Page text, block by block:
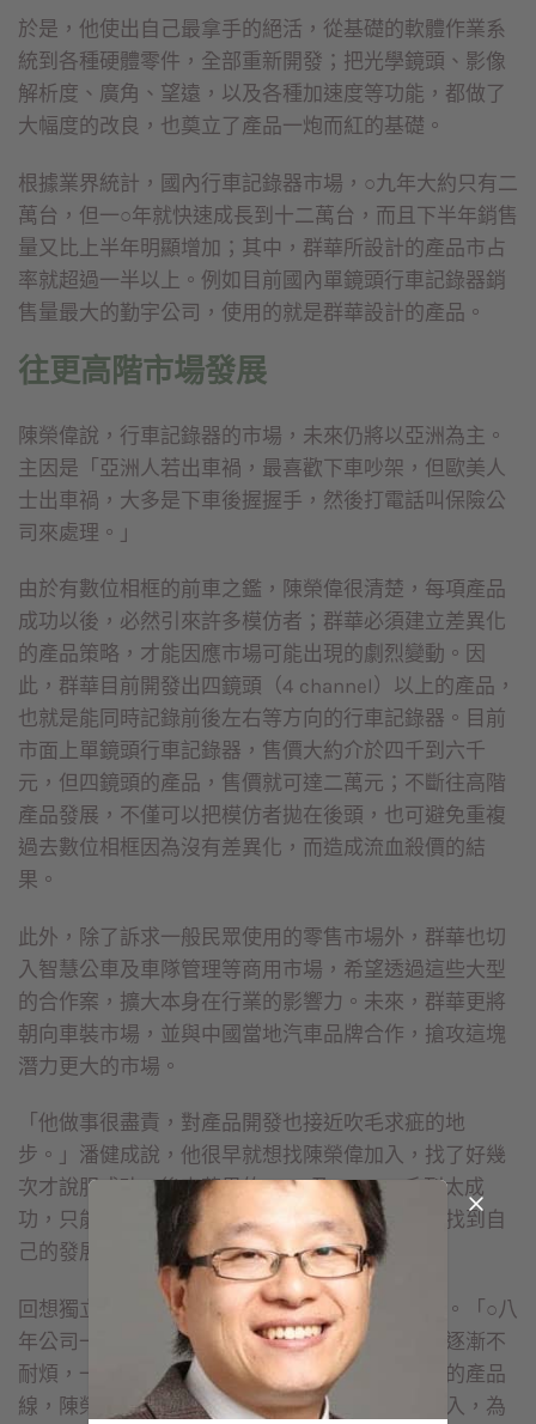
於是，他使出自己最拿手的絕活，從基礎的軟體作業系
統到各種硬體零件，全部重新開發；把光學鏡頭、影像
解析度、廣角、望遠，以及各種加速度等功能，都做了
大幅度的改良，也奠立了產品一炮而紅的基礎。
根據業界統計，國內行車記錄器市場，○九年大約只有二
萬台，但一○年就快速成長到十二萬台，而且下半年銷售
量又比上半年明顯增加；其中，群華所設計的產品市占
率就超過一半以上。例如目前國內單鏡頭行車記錄器銷
售量最大的勤宇公司，使用的就是群華設計的產品。
往更高階市場發展
陳榮偉說，行車記錄器的市場，未來仍將以亞洲為主。
主因是「亞洲人若出車禍，最喜歡下車吵架，但歐美人
士出車禍，大多是下車後握握手，然後打電話叫保險公
司來處理。」
由於有數位相框的前車之鑑，陳榮偉很清楚，每項產品
成功以後，必然引來許多模仿者；群華必須建立差異化
的產品策略，才能因應市場可能出現的劇烈變動。因
此，群華目前開發出四鏡頭（4 channel）以上的產品，
也就是能同時記錄前後左右等方向的行車記錄器。目前
市面上單鏡頭行車記錄器，售價大約介於四千到六千
元，但四鏡頭的產品，售價就可達二萬元；不斷往高階
產品發展，不僅可以把模仿者拋在後頭，也可避免重複
過去數位相框因為沒有差異化，而造成流血殺價的結
果。
此外，除了訴求一般民眾使用的零售市場外，群華也切
入智慧公車及車隊管理等商用市場，希望透過這些大型
的合作案，擴大本身在行業的影響力。未來，群華更將
朝向車裝市場，並與中國當地汽車品牌合作，搶攻這塊
潛力更大的市場。
「他做事很盡責，對產品開發也接近吹毛求疵的地
步。」潘健成說，他很早就想找陳榮偉加入，找了好幾
次才說服成功；後來蘋果的 iPod 及 iPhone 系列太成
功，只能忍痛把多媒體部門獨立出來，如今群華找到自
己的發展方向，確實相當不容易。
回想獨立創業的這三年，陳榮偉有相當多的感觸。「○八
年公司一成立，就面臨每月虧損的情況，員工也逐漸不
耐煩，一個個離開。」如今，好不容易又建立新的產品
線，陳榮偉格外地珍惜，也希望號召更多好手加入，為